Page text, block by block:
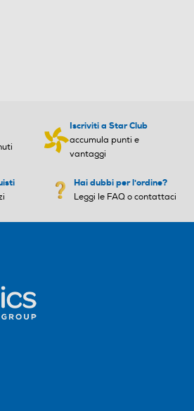
per gli occhi
per migliorare la
calcolata per stima in
nel mese di novembre
Iscriviti a Star Club
accumula punti e
vantaggi
Hai dubbi per l'ordine?
Leggi le FAQ o contattaci